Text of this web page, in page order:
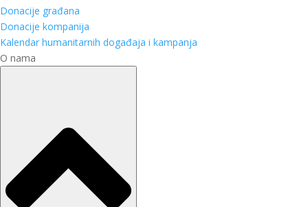
Donacije građana
Donacije kompanija
Kalendar humanitarnih događaja i kampanja
O nama